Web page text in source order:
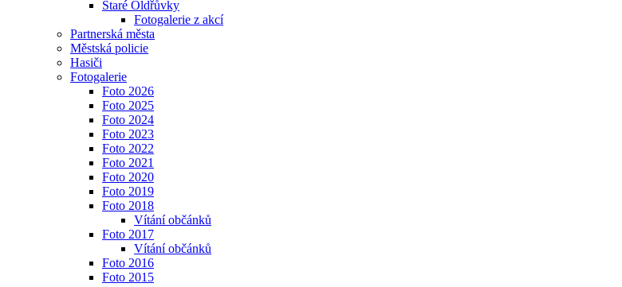
Staré Oldřůvky
Fotogalerie z akcí
Partnerská města
Městská policie
Hasiči
Fotogalerie
Foto 2026
Foto 2025
Foto 2024
Foto 2023
Foto 2022
Foto 2021
Foto 2020
Foto 2019
Foto 2018
Vítání občánků
Foto 2017
Vítání občánků
Foto 2016
Foto 2015